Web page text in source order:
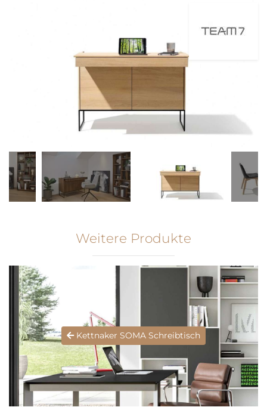
Weitere Produkte
Kettnaker SOMA Schreibtisch